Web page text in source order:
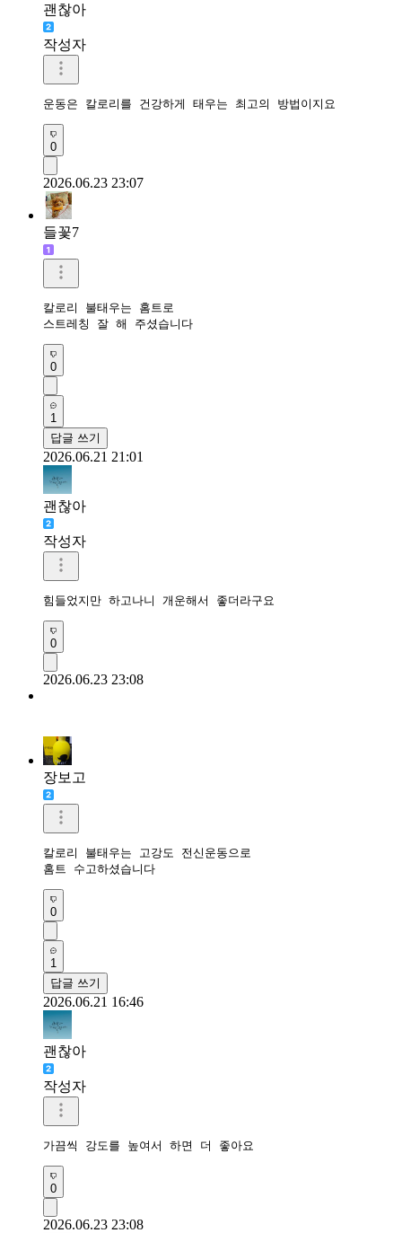
괜찮아
작성자
운동은 칼로리를 건강하게 태우는 최고의 방법이지요
0
2026.06.23 23:07
들꽃7
칼로리 불태우는 홈트로
스트레칭 잘 해 주셨습니다
0
1
답글 쓰기
2026.06.21 21:01
괜찮아
작성자
힘들었지만 하고나니 개운해서 좋더라구요
0
2026.06.23 23:08
장보고
칼로리 불태우는 고강도 전신운동으로
홈트 수고하셨습니다
0
1
답글 쓰기
2026.06.21 16:46
괜찮아
작성자
가끔씩 강도를 높여서 하면 더 좋아요
0
2026.06.23 23:08